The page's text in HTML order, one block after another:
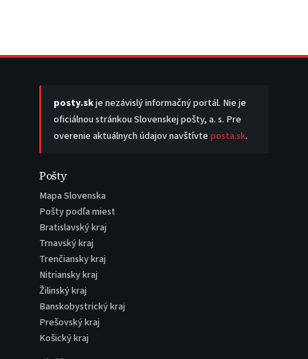
posty.skje nezávislý informačný portál. Nie je
oficiálnou stránkou Slovenskej pošty, a. s. Pre
overenie aktuálnych údajov navštívteposta.sk.
Pošty
Mapa Slovenska
Pošty podľa miest
Bratislavský kraj
Trnavský kraj
Trenčiansky kraj
Nitriansky kraj
Žilinský kraj
Banskobystrický kraj
Prešovský kraj
Košický kraj